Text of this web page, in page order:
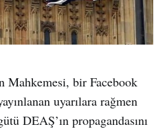
Mahkemesi, bir Facebook
uyarılara rağmen
DEAŞ’ın propagandasını